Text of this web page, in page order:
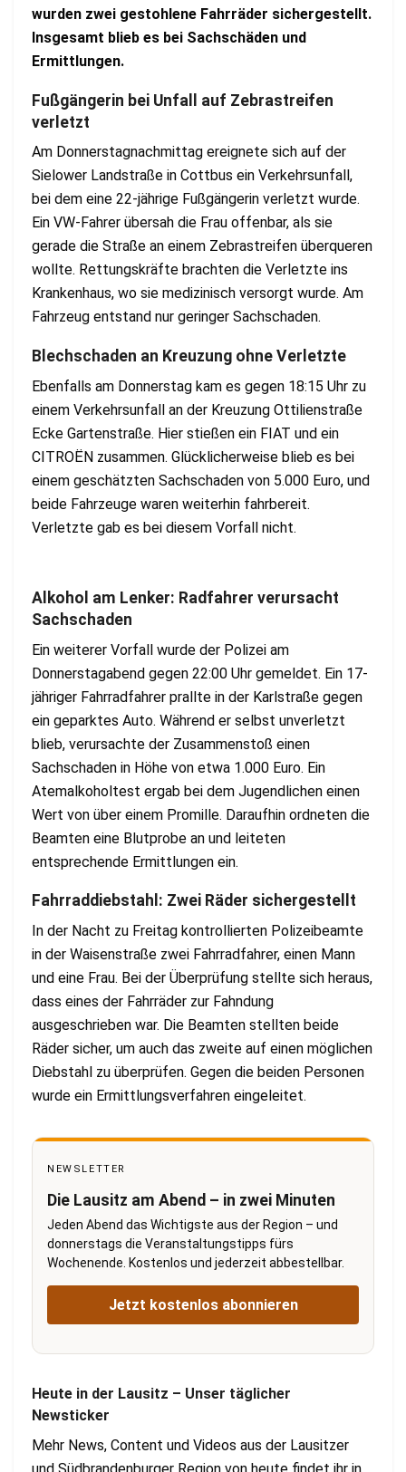
wurden zwei gestohlene Fahrräder sichergestellt.
Insgesamt blieb es bei Sachschäden und
Ermittlungen.
Fußgängerin bei Unfall auf Zebrastreifen
verletzt
Am Donnerstagnachmittag ereignete sich auf der
Sielower Landstraße in Cottbus ein Verkehrsunfall,
bei dem eine 22-jährige Fußgängerin verletzt wurde.
Ein VW-Fahrer übersah die Frau offenbar, als sie
gerade die Straße an einem Zebrastreifen überqueren
wollte. Rettungskräfte brachten die Verletzte ins
Krankenhaus, wo sie medizinisch versorgt wurde. Am
Fahrzeug entstand nur geringer Sachschaden.
Blechschaden an Kreuzung ohne Verletzte
Ebenfalls am Donnerstag kam es gegen 18:15 Uhr zu
einem Verkehrsunfall an der Kreuzung Ottilienstraße
Ecke Gartenstraße. Hier stießen ein FIAT und ein
CITROËN zusammen. Glücklicherweise blieb es bei
einem geschätzten Sachschaden von 5.000 Euro, und
beide Fahrzeuge waren weiterhin fahrbereit.
Verletzte gab es bei diesem Vorfall nicht.
Alkohol am Lenker: Radfahrer verursacht
Sachschaden
Ein weiterer Vorfall wurde der Polizei am
Donnerstagabend gegen 22:00 Uhr gemeldet. Ein 17-
jähriger Fahrradfahrer prallte in der Karlstraße gegen
ein geparktes Auto. Während er selbst unverletzt
blieb, verursachte der Zusammenstoß einen
Sachschaden in Höhe von etwa 1.000 Euro. Ein
Atemalkoholtest ergab bei dem Jugendlichen einen
Wert von über einem Promille. Daraufhin ordneten die
Beamten eine Blutprobe an und leiteten
entsprechende Ermittlungen ein.
Fahrraddiebstahl: Zwei Räder sichergestellt
In der Nacht zu Freitag kontrollierten Polizeibeamte
in der Waisenstraße zwei Fahrradfahrer, einen Mann
und eine Frau. Bei der Überprüfung stellte sich heraus,
dass eines der Fahrräder zur Fahndung
ausgeschrieben war. Die Beamten stellten beide
Räder sicher, um auch das zweite auf einen möglichen
Diebstahl zu überprüfen. Gegen die beiden Personen
wurde ein Ermittlungsverfahren eingeleitet.
NEWSLETTER
Die Lausitz am Abend – in zwei Minuten
Jeden Abend das Wichtigste aus der Region – und
donnerstags die Veranstaltungstipps fürs
Wochenende. Kostenlos und jederzeit abbestellbar.
Jetzt kostenlos abonnieren
Heute in der Lausitz – Unser täglicher
Newsticker
Mehr News, Content und Videos aus der Lausitzer